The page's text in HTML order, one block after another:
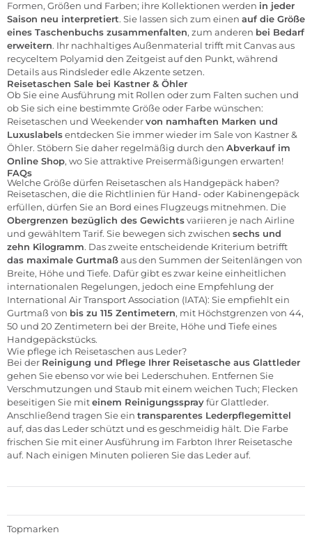
Formen, Größen und Farben; ihre Kollektionen werden in jeder
Saison neu interpretiert. Sie lassen sich zum einen auf die Größe
eines Taschenbuchs zusammenfalten, zum anderen bei Bedarf
erweitern. Ihr nachhaltiges Außenmaterial trifft mit Canvas aus
recyceltem Polyamid den Zeitgeist auf den Punkt, während
Details aus Rindsleder edle Akzente setzen.
Reisetaschen Sale bei Kastner & Öhler
Ob Sie eine Ausführung mit Rollen oder zum Falten suchen und
ob Sie sich eine bestimmte Größe oder Farbe wünschen:
Reisetaschen und Weekendervon namhaften Marken und
Luxuslabelsentdecken Sie immer wieder im Sale von Kastner &
Öhler. Stöbern Sie daher regelmäßig durch den Abverkauf im
Online Shop, wo Sie attraktive Preisermäßigungen erwarten!
FAQs
Welche Größe dürfen Reisetaschen als Handgepäck haben?
Reisetaschen, die die Richtlinien für Hand- oder Kabinengepäck
erfüllen, dürfen Sie an Bord eines Flugzeugs mitnehmen. Die
Obergrenzen bezüglich des Gewichtsvariieren je nach Airline
und gewähltem Tarif. Sie bewegen sich zwischen sechs und
zehn Kilogramm. Das zweite entscheidende Kriterium betrifft
das maximale Gurtmaßaus den Summen der Seitenlängen von
Breite, Höhe und Tiefe. Dafür gibt es zwar keine einheitlichen
internationalen Regelungen, jedoch eine Empfehlung der
International Air Transport Association (IATA): Sie empfiehlt ein
Gurtmaß von bis zu 115 Zentimetern, mit Höchstgrenzen von 44,
50 und 20 Zentimetern bei der Breite, Höhe und Tiefe eines
Handgepäckstücks.
Wie pflege ich Reisetaschen aus Leder?
Bei der Reinigung und Pflege Ihrer Reisetasche aus Glattleder
gehen Sie ebenso vor wie bei Lederschuhen. Entfernen Sie
Verschmutzungen und Staub mit einem weichen Tuch; Flecken
beseitigen Sie miteinem Reinigungssprayfür Glattleder.
Anschließend tragen Sie ein transparentes Lederpflegemittel
auf, das das Leder schützt und es geschmeidig hält. Die Farbe
frischen Sie mit einer Ausführung im Farbton Ihrer Reisetasche
auf. Nach einigen Minuten polieren Sie das Leder auf.
Topmarken